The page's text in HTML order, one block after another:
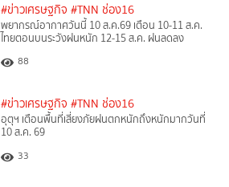
#ข่าวเศรษฐกิจ #TNN ช่อง16
พยากรณ์อากาศวันนี้ 10 ส.ค.69 เตือน 10-11 ส.ค.
ไทยตอนบนระวังฝนหนัก 12-15 ส.ค. ฝนลดลง
88
#ข่าวเศรษฐกิจ #TNN ช่อง16
อุตุฯ เตือนพื้นที่เสี่ยงภัยฝนตกหนักถึงหนักมากวันที่
10 ส.ค. 69
33